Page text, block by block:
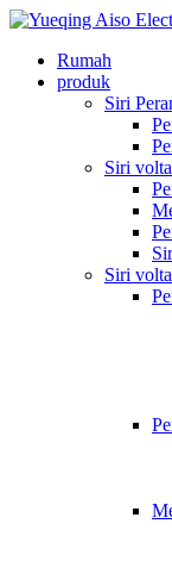
Rumah
produk
Siri
Siri
Siri